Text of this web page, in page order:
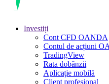
Investiți
Cont CFD OANDA
Contul de acțiuni
TradingView
Rata dobânzii
Aplicație mobilă
Client profesional